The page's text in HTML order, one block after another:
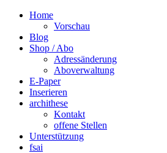
Home
Vorschau
Blog
Shop / Abo
Adressänderung
Aboverwaltung
E-Paper
Inserieren
archithese
Kontakt
offene Stellen
Unterstützung
fsai